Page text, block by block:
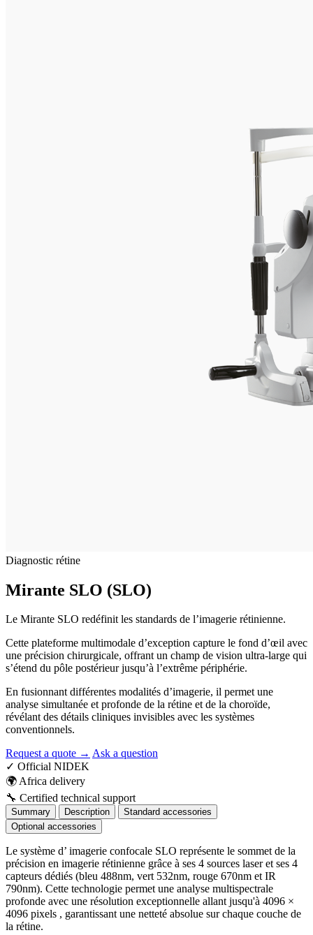
Diagnostic rétine
Mirante SLO (SLO)
Le Mirante SLO redéfinit les standards de l’imagerie rétinienne.
Cette plateforme multimodale d’exception capture le fond d’œil avec
une précision chirurgicale, offrant un champ de vision ultra-large qui
s’étend du pôle postérieur jusqu’à l’extrême périphérie.
En fusionnant différentes modalités d’imagerie, il permet une
analyse simultanée et profonde de la rétine et de la choroïde,
révélant des détails cliniques invisibles avec les systèmes
conventionnels.
Request a quote → Ask a question
✓ Official NIDEK
🌍Africa delivery
🔧 Certified technical support
Summary Description
Standard accessories
Optional accessories
Le système d’ imagerie confocale SLO représente le sommet de la
précision en imagerie rétinienne grâce à ses 4 sources laser et ses 4
capteurs dédiés (bleu 488nm, vert 532nm, rouge 670nm et IR
790nm). Cette technologie permet une analyse multispectrale
profonde avec une résolution exceptionnelle allant jusqu'à 4096 ×
4096 pixels , garantissant une netteté absolue sur chaque couche de
la rétine.